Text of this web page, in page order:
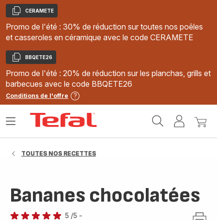
Copier
CERAMETE
Promo de l'été : 30% de réduction sur toutes nos poêles
et casseroles en céramique avec le code CERAMETE
Copier
BBQETE26
Promo de l'été : 20% de réduction sur les planchas, grills et
barbecues avec le code BBQETE26
Conditions de l'offre
MonMon
Ouvrir
TOUTES NOS RECETTES
Bananes chocolatées
5 /5 -